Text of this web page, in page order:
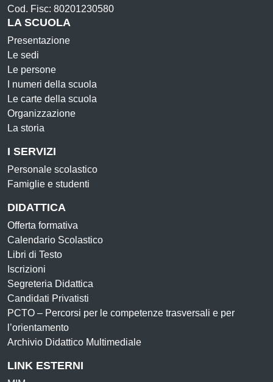
Cod. Fisc: 80201230580
LA SCUOLA
Presentazione
Le sedi
Le persone
I numeri della scuola
Le carte della scuola
Organizzazione
La storia
I SERVIZI
Personale scolastico
Famiglie e studenti
DIDATTICA
Offerta formativa
Calendario Scolastico
Libri di Testo
Iscrizioni
Segreteria Didattica
Candidati Privatisti
PCTO – Percorsi per le competenze trasversali e per
l’orientamento
Archivio Didattico Multimediale
LINK ESTERNI